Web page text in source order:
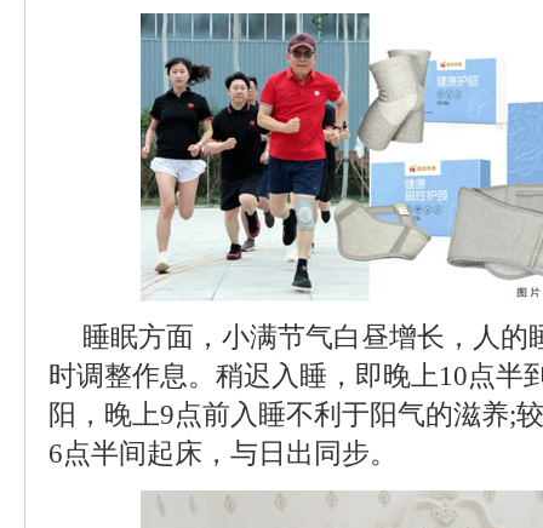
睡眠方面，小满节气白昼增长，人的
时调整作息。稍迟入睡，即晚上10点半
阳，晚上9点前入睡不利于阳气的滋养;
6点半间起床，与日出同步。